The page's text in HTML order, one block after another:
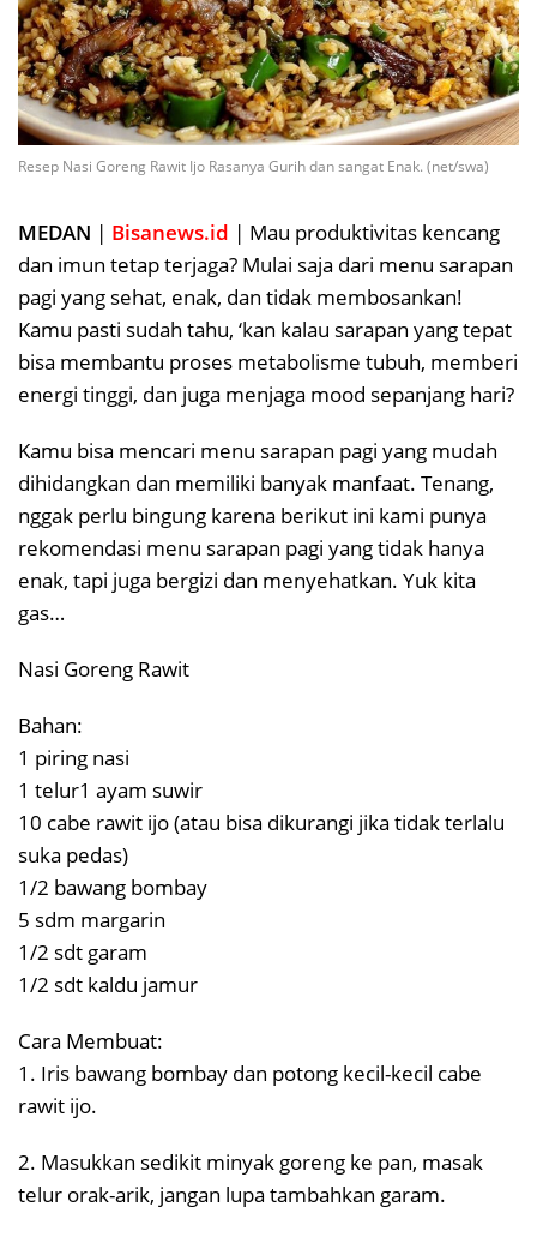
Resep Nasi Goreng Rawit Ijo Rasanya Gurih dan sangat Enak. (net/swa)
MEDAN | Bisanews.id | Mau produktivitas kencang
dan imun tetap terjaga? Mulai saja dari menu sarapan
pagi yang sehat, enak, dan tidak membosankan!
Kamu pasti sudah tahu, ‘kan kalau sarapan yang tepat
bisa membantu proses metabolisme tubuh, memberi
energi tinggi, dan juga menjaga mood sepanjang hari?
Kamu bisa mencari menu sarapan pagi yang mudah
dihidangkan dan memiliki banyak manfaat. Tenang,
nggak perlu bingung karena berikut ini kami punya
rekomendasi menu sarapan pagi yang tidak hanya
enak, tapi juga bergizi dan menyehatkan. Yuk kita
gas…
Nasi Goreng Rawit
Bahan:
1 piring nasi
1 telur1 ayam suwir
10 cabe rawit ijo (atau bisa dikurangi jika tidak terlalu
suka pedas)
1/2 bawang bombay
5 sdm margarin
1/2 sdt garam
1/2 sdt kaldu jamur
Cara Membuat:
1. Iris bawang bombay dan potong kecil-kecil cabe
rawit ijo.
2. Masukkan sedikit minyak goreng ke pan, masak
telur orak-arik, jangan lupa tambahkan garam.